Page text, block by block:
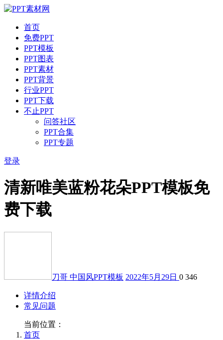
首页
免费PPT
PPT模板
PPT图表
PPT素材
PPT背景
行业PPT
PPT下载
不止PPT
问答社区
PPT合集
PPT专题
登录
清新唯美蓝粉花朵PPT模板免
费下载
刀哥 中国风PPT模板 2022年5月29日 0 346
详情介绍
常见问题
当前位置：
首页